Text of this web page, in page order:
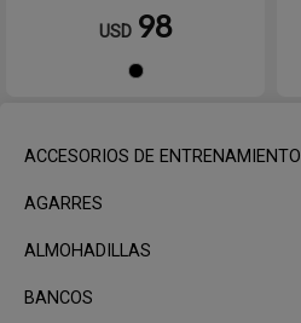
ACCESORIOS DE ENTRENAMIENTO
AGARRES
ALMOHADILLAS
BANCOS
USD 98